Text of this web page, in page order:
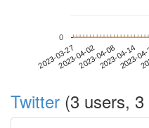
2023-03-272023-04-022023-04-082023-04-14
2023-
0
Twitter (3 users,